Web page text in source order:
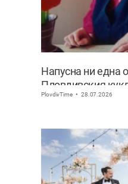
Напусна ни една
Пловдивския
Апостолова
PlovdivTime 28.07.2026